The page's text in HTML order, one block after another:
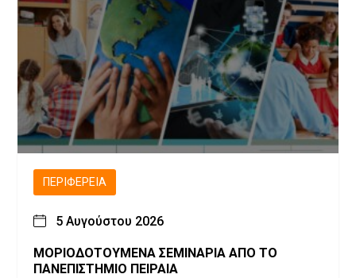
ΠΕΡΙΦΈΡΕΙΑ
5 Αυγούστου 2026
ΜΟΡΙΟΔΟΤΟΥΜΕΝΑ ΣΕΜΙΝΑΡΙΑ ΑΠΟ ΤΟ
ΠΑΝΕΠΙΣΤΗΜΙΟ ΠΕΙΡΑΙΑ